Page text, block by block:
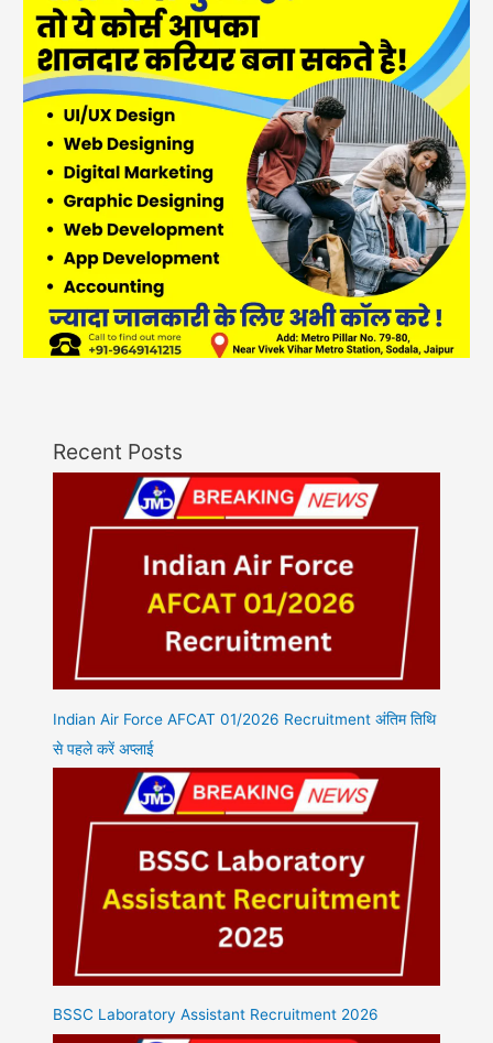
Recent Posts
Indian Air Force AFCAT 01/2026 Recruitment अंतिम तिथि
से पहले करें अप्लाई
BSSC Laboratory Assistant Recruitment 2026